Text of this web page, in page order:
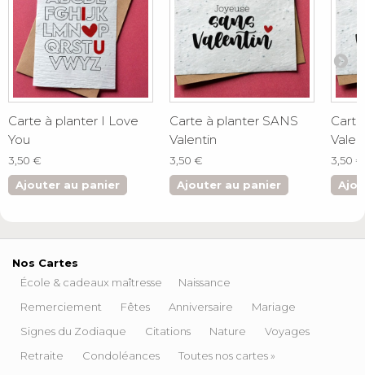
Carte à planter I Love
You
3,50 €
Ajouter au panier
Carte à planter SANS
Valentin
3,50 €
Ajouter au panier
3,50 €
Nos Cartes
École & cadeaux maîtresse
Naissance
Remerciement
Fêtes Anniversaire
Mariage
Signes du Zodiaque
Citations Nature
Voyages
Retraite
Condoléances Toutes nos cartes »